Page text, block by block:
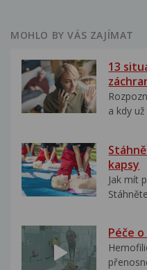
MOHLO BY VÁS ZAJÍMAT
13
a kdy už
kapsy
Jak mít
Péče